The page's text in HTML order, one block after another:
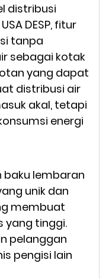
distribusi
DESP, fitur
tanpa
sebagai kotak
yang dapat
distribusi air
akal, tetapi
energi
baku lembaran
unik dan
membuat
yang tinggi.
pelanggan
pengisi lain